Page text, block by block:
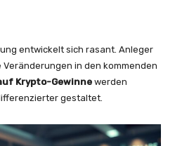
entwickelt sich rasant. Anleger
in den kommenden
Krypto-Gewinne werden
gestaltet.